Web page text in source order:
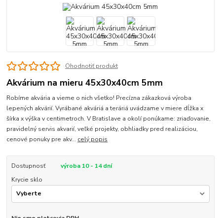
Ohodnotiť produkt
Akvárium na mieru 45x30x40cm 5mm
Robíme akvária a vieme o nich všetko! Precízna zákazková výroba
lepených akvárií. Vyrábané akváriá a teráriá uvádzame v miere dĺžka x
šírka x výška v centimetroch. V Bratislave a okolí ponúkame: zriaďovanie,
pravidelný servis akvarií, veľké projekty, obhliadky pred realizáciou,
cenové ponuky pre akv... celý popis
Dostupnosť
výroba 10 - 14 dní
Krycie sklo